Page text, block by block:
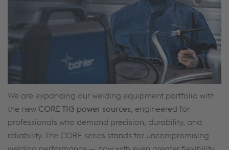
We are expanding our welding equipment portfolio with
the newCORE TIG power sources, engineered for
professionals who demand precision, durability, and
reliability. The CORE series stands for uncompromising
welding performance — now with even greater flexibility
for TIG applications.